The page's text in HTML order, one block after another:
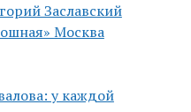
Заславский
Москва